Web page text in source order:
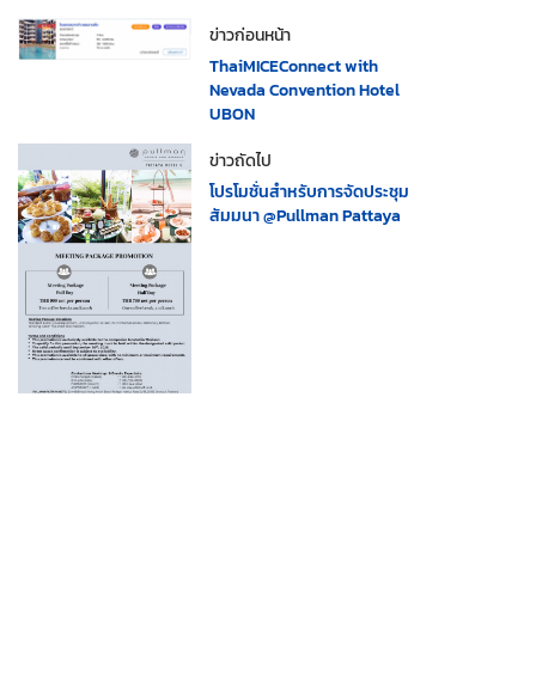
ข่าวก่อนหน้า
ThaiMICEConnect with
Nevada Convention Hotel
UBON
ข่าวถัดไป
โปรโมชั่นสำหรับการจัดประชุม
สัมมนา @Pullman Pattaya